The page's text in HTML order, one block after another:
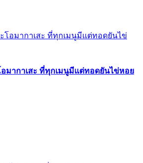
มากาเสะ ที่ทุกเมนูมีแต่ทอดยันไข่หอย